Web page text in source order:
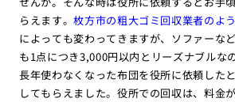
らえます。枚方市の粗大ゴミ回収業者のよ
によっても変わってきますが、ソファーな
も1点につき3,000円以内とリーズナブルな
長年使わなくなった布団を役所に依頼した
してもらえました。役所での回収は、料金